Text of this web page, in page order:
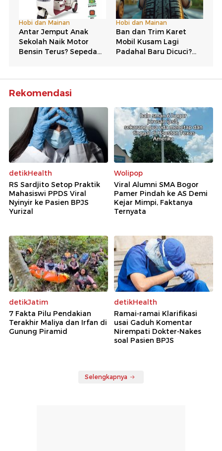
Rekomendasi
detikHealth
RS Sardjito Setop Praktik
Mahasiswi PPDS Viral
Nyinyir ke Pasien BPJS
Yurizal
Wolipop
Viral Alumni SMA Bogor
Pamer Pindah ke AS Demi
Kejar Mimpi, Faktanya
Ternyata
detikJatim
7 Fakta Pilu Pendakian
Terakhir Maliya dan Irfan di
Gunung Piramid
detikHealth
Ramai-ramai Klarifikasi
usai Gaduh Komentar
Nirempati Dokter-Nakes
soal Pasien BPJS
Selengkapnya